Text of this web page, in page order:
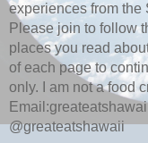
experiences from
Please join to follow
places you read
of each page to
only. I am not a food
@greateatshawaii